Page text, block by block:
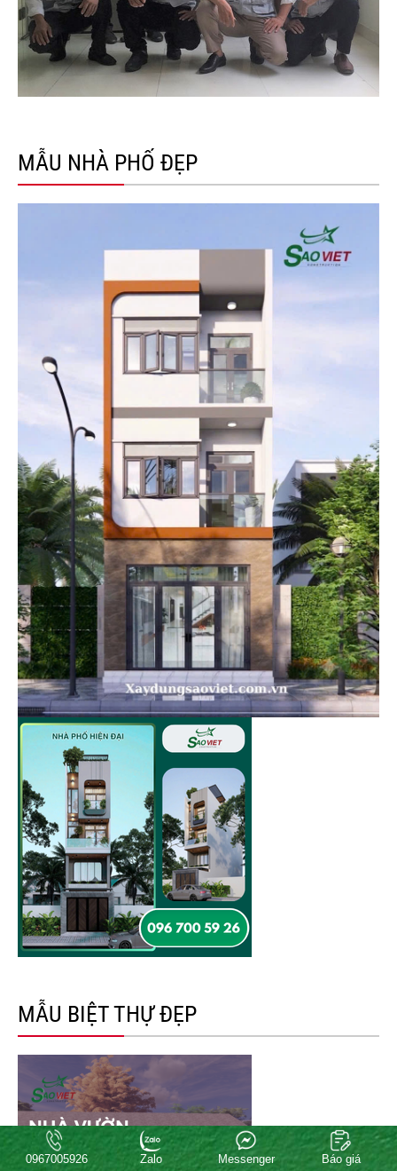
MẪU NHÀ PHỐ ĐẸP
MẪU BIỆT THỰ ĐẸP
0967005926 Zalo Messenger Báo giá